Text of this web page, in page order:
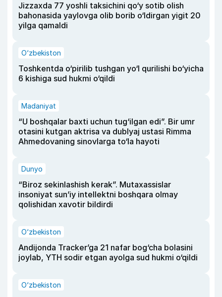
Jizzaxda 77 yoshli taksichini qo‘y sotib olish
bahonasida yaylovga olib borib o‘ldirgan yigit 20
yilga qamaldi
O‘zbekiston
Toshkentda o‘pirilib tushgan yo‘l qurilishi bo‘yicha
6 kishiga sud hukmi o‘qildi
Madaniyat
“U boshqalar baxti uchun tug‘ilgan edi”. Bir umr
otasini kutgan aktrisa va dublyaj ustasi Rimma
Ahmedovaning sinovlarga to‘la hayoti
Dunyo
“Biroz sekinlashish kerak”. Mutaxassislar
insoniyat sun’iy intellektni boshqara olmay
qolishidan xavotir bildirdi
O‘zbekiston
Andijonda Tracker’ga 21 nafar bog‘cha bolasini
joylab, YTH sodir etgan ayolga sud hukmi o‘qildi
O‘zbekiston